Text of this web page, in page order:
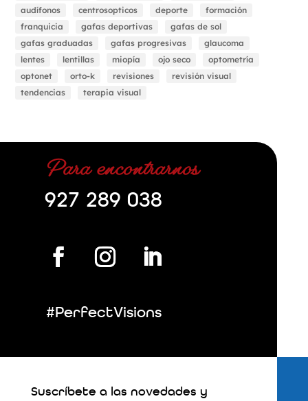
audífonos
centrosopticos deporte
formación
franquicia
gafas deportivas
gafas de sol
gafas graduadas
gafas progresivas
glaucoma
lentes
lentillas miopía ojo seco
optometría
optonet
orto-k revisiones
revisión visual
tendencias
terapia visual
Para encontrarnos
927 289 038
#PerfectVisions
Suscríbete a las novedades y